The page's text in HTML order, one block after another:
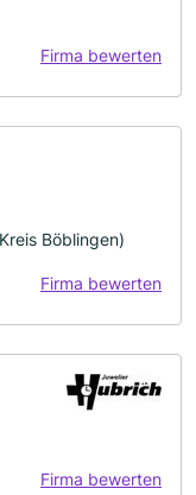
Firma bewerten
Böblingen)
Firma bewerten
Firma bewerten